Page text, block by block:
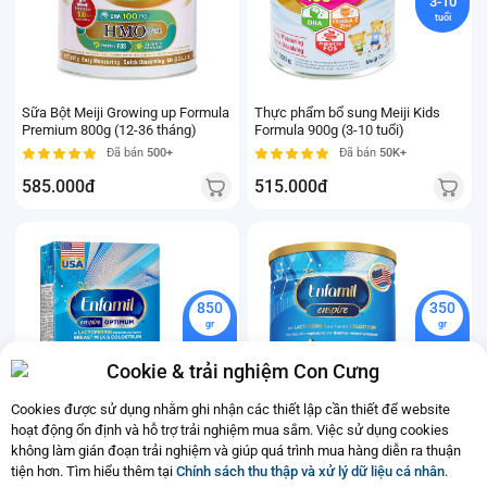
Sữa Bột Meiji Growing up Formula
Premium 800g (12-36 tháng)
Đã bán 500+
585.000đ
tuổi
Thực phẩm bổ sung Meiji Kids
Formula 900g (3-10 tuổi)
Đã bán 50K+
515.000đ
850
gr
0-12
tháng
Sản phẩm dinh dưỡng công thức
Enfamil Enspire Optimum, 850g
350
gr
0-12
Sản phẩm dinh dưỡng công thức
Enfamil Enspire 1 cho trẻ 0 - 12
Cookie & trải nghiệm Con Cưng
Cookies được sử dụng nhằm ghi nhận các thiết lập cần thiết để website
hoạt động ổn định và hỗ trợ trải nghiệm mua sắm. Việc sử dụng cookies
không làm gián đoạn trải nghiệm và giúp quá trình mua hàng diễn ra thuận
tiện hơn. Tìm hiểu thêm tại Chính sách thu thập và xử lý dữ liệu cá nhân.